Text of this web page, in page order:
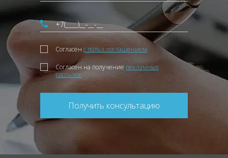
Согласен с польз. соглашением
Согласен на получение рекламных
рассылок
Получить консультацию